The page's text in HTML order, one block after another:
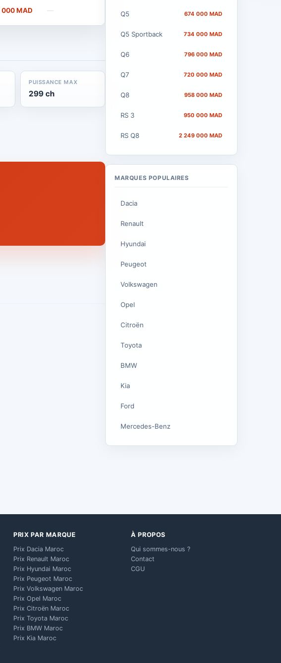
000 MAD — Voir
PUISSANCE MAX
299 ch
Q5 674 000 MAD
Q5 Sportback 734 000 MAD
Q6 796 000 MAD
Q7 720 000 MAD
Q8 958 000 MAD
RS 3 950 000 MAD
RS Q8 2 249 000 MAD
MARQUES POPULAIRES
Dacia
Renault
Hyundai
Peugeot
Volkswagen
Opel
Citroën
Toyota
BMW
Kia
Ford
Mercedes-Benz
PRIX PAR MARQUE
Prix Dacia Maroc
Prix Renault Maroc
Prix Hyundai Maroc
Prix Peugeot Maroc
Prix Volkswagen Maroc
Prix Opel Maroc
Prix Citroën Maroc
Prix Toyota Maroc
Prix BMW Maroc
Prix Kia Maroc
À PROPOS
Qui sommes-nous ?
Contact
CGU